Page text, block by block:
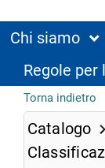
Chi siamo
Regole per
Torna indietro
Catalogo